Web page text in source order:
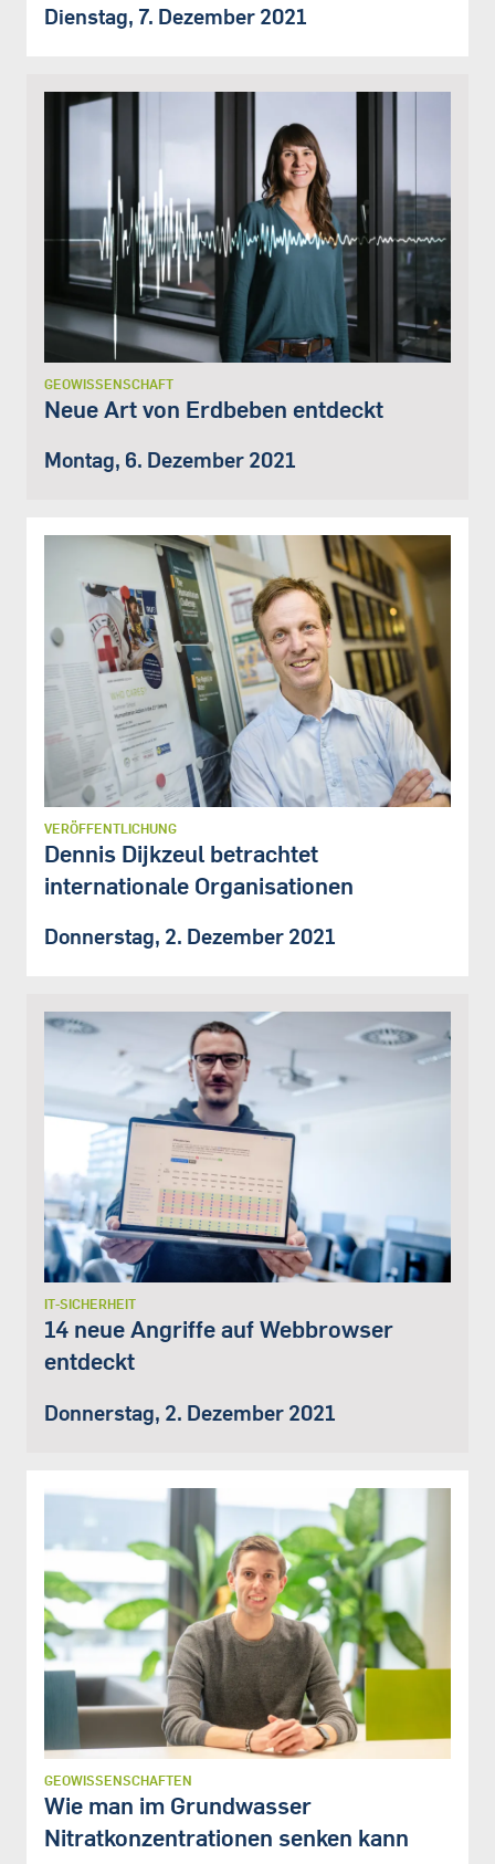
Dienstag, 7. Dezember 2021
GEOWISSENSCHAFT
Neue Art von Erdbeben entdeckt
Montag, 6. Dezember 2021
VERÖFFENTLICHUNG
Dennis Dijkzeul betrachtet
internationale Organisationen
Donnerstag, 2. Dezember 2021
IT-SICHERHEIT
14 neue Angriffe auf Webbrowser
entdeckt
Donnerstag, 2. Dezember 2021
GEOWISSENSCHAFTEN
Wie man im Grundwasser
Nitratkonzentrationen senken kann